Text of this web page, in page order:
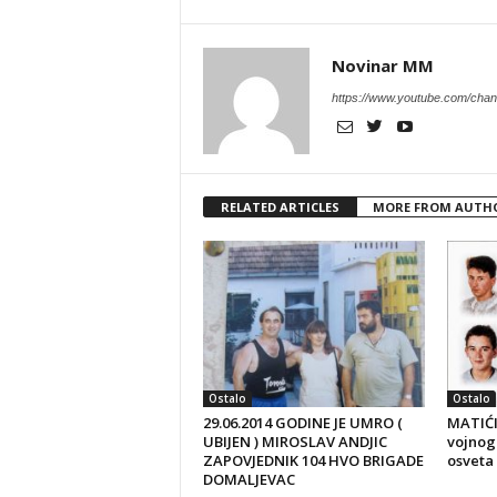
Novinar MM
https://www.youtube.com/
RELATED ARTICLES MORE FROM
Ostalo
29.06.2014 GODINE JE UMRO (
UBIJEN ) MIROSLAV ANDJIC
ZAPOVJEDNIK 104 HVO BRIGADE
DOMALJEVAC
Ostalo
osveta